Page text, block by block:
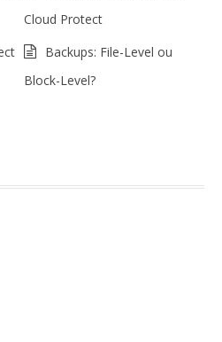
Cloud Protect
Backups: File-Level ou
Block-Level?